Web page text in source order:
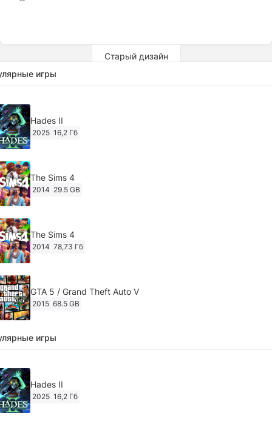
Старый дизайн
игры
Hades II
2025 16,2 Гб
The Sims 4
2014 29.5 GB
The Sims 4
2014 78,73 Гб
GTA 5 / Grand Theft Auto V
2015 68.5 GB
Ghost of Tsushima: Director's Cut v.1053.8.1023.1614
игры
Hades II
2025 16,2 Гб